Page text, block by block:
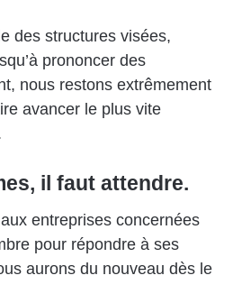
des structures visées,
prononcer des
nous restons extrêmement
avancer le plus vite
il faut attendre.
entreprises concernées
pour répondre à ses
aurons du nouveau dès le